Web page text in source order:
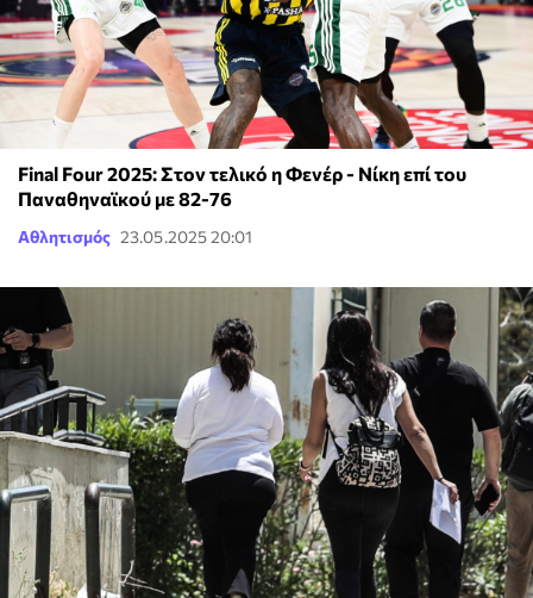
Final Four 2025: Στον τελικό η Φενέρ - Νίκη επί του
Παναθηναϊκού με 82-76
Αθλητισμός 23.05.2025 20:01